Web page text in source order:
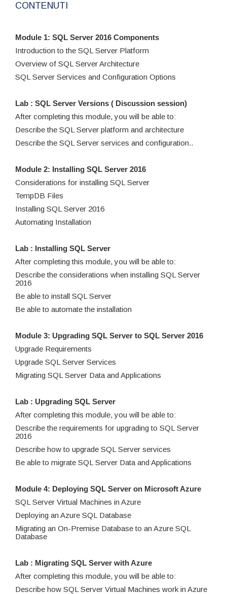
CONTENUTI
Module 1: SQL Server 2016 Components
Introduction to the SQL Server Platform
Overview of SQL Server Architecture
SQL Server Services and Configuration Options
Lab : SQL Server Versions ( Discussion session)
After completing this module, you will be able to:
Describe the SQL Server platform and architecture
Describe the SQL Server services and configuration..
Module 2: Installing SQL Server 2016
Considerations for installing SQL Server
TempDB Files
Installing SQL Server 2016
Automating Installation
Lab : Installing SQL Server
After completing this module, you will be able to:
Describe the considerations when installing SQL Server
2016
Be able to install SQL Server
Be able to automate the installation
Module 3: Upgrading SQL Server to SQL Server 2016
Upgrade Requirements
Upgrade SQL Server Services
Migrating SQL Server Data and Applications
Lab : Upgrading SQL Server
After completing this module, you will be able to:
Describe the requirements for upgrading to SQL Server
2016
Describe how to upgrade SQL Server services
Be able to migrate SQL Server Data and Applications
Module 4: Deploying SQL Server on Microsoft Azure
SQL Server Virtual Machines in Azure
Deploying an Azure SQL Database
Migrating an On-Premise Database to an Azure SQL
Database
Lab : Migrating SQL Server with Azure
After completing this module, you will be able to:
Describe how SQL Server Virtual Machines work in Azure